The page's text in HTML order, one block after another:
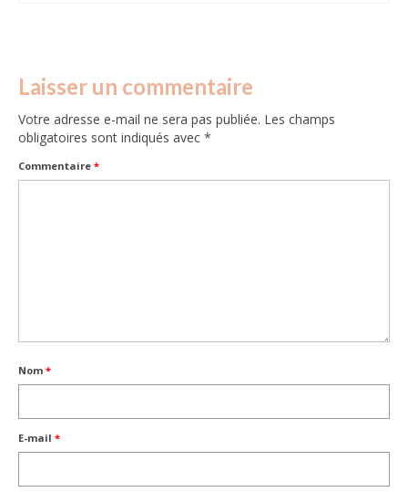
Laisser un commentaire
Votre adresse e-mail ne sera pas publiée. Les champs
obligatoires sont indiqués avec *
Commentaire *
Nom *
E-mail *